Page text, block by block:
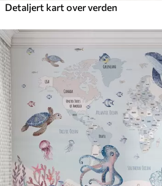
Detaljert kart over verden